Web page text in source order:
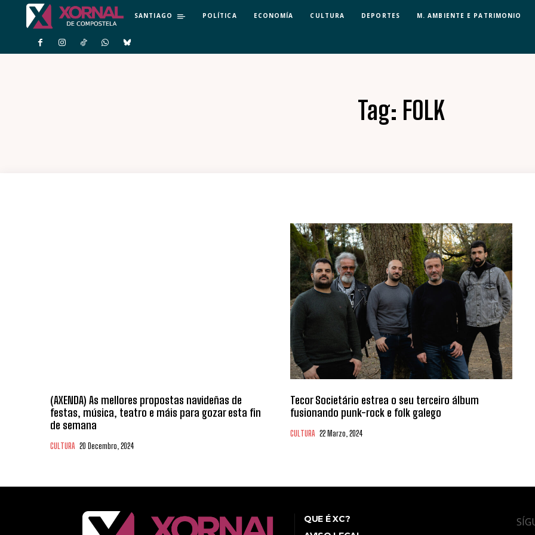
SANTIAGO POLÍTICA ECONOMÍA CULTURA DEPORTES M. AMBIENTE E PATRIMONIO
Tag: FOLK
(AXENDA) As mellores propostas navideñas de
festas, música, teatro e máis para gozar esta fin
de semana
CULTURA 20 Decembro, 2024
Tecor Societário estrea o seu terceiro álbum
fusionando punk-rock e folk galego
CULTURA 22 Marzo, 2024
QUE É XC?